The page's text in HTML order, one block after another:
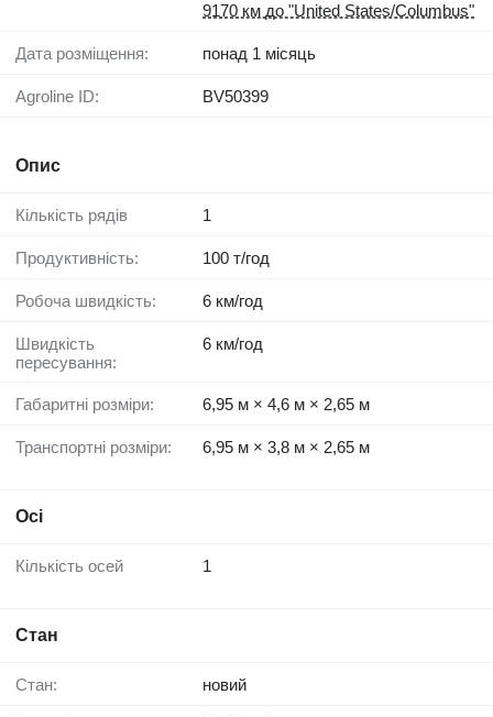
9170 км до "United States/Columbus"
Дата розміщення: понад 1 місяць
Agroline ID: BV50399
Опис
Кількість рядів 1
Продуктивність: 100 т/год
Робоча швидкість: 6 км/год
Швидкість
пересування:
6 км/год
Габаритні розміри: 6,95 м × 4,6 м × 2,65 м
Транспортні розміри: 6,95 м × 3,8 м × 2,65 м
Осі
Кількість осей 1
Стан
Стан: новий